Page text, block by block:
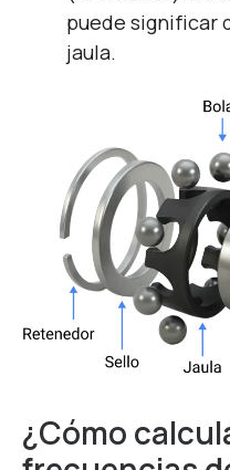
puede significar
jaula.
¿Cómo